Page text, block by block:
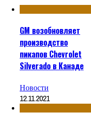
GM возобновляет
производство
пикапов Chevrolet
Silverado в Канаде
Новости
12.11.2021